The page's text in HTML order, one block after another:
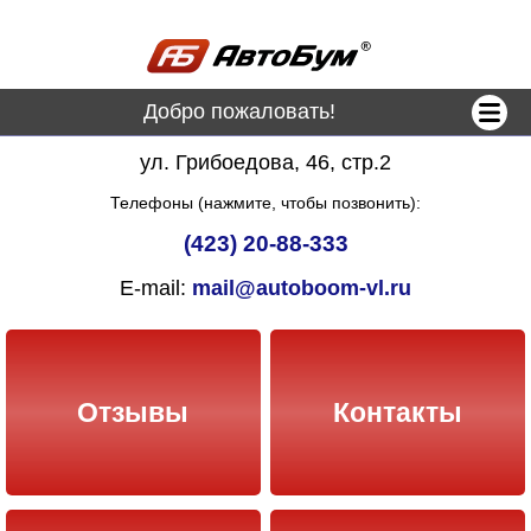
Добро пожаловать!
ул. Грибоедова, 46, стр.2
Телефоны (нажмите, чтобы позвонить):
(423) 20-88-333
E-mail: mail@autoboom-vl.ru
Отзывы Контакты